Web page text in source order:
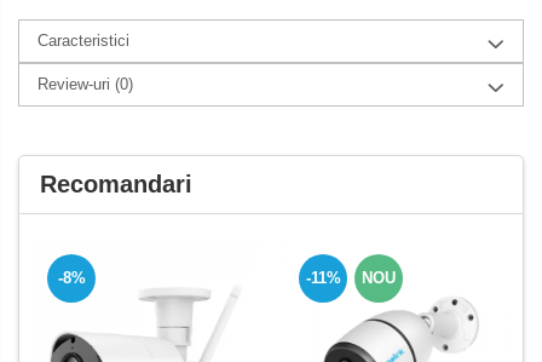
Caracteristici
Review-uri (0)
Recomandari
-8% -11% NOU